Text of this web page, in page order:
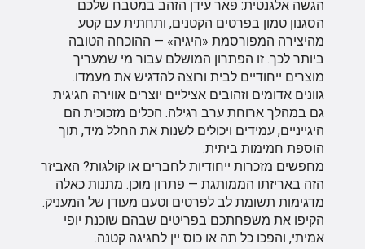
הגשה אלגנטית: פאר עידן הזהב במטבח שלכם
הסגנון טמון בפרטים הקטנים, ותחתית עם קטע
מהיצירה המפורסמת «היגיה» — ההוכחה הטובה
ביותר לכך. זו הפתרון המושלם עבור מי שמעריך
מוצרים ייחודיים לבית ורוצה להדגיש את מעמדו.
גוונים אדומים וזהובים אציליים יוצרים אווירה חגיגית
גם במהלך ארוחת ערב רגילה. הכלים מזכוכית הם
היגייניים, עמידים ויכולים לשנות את החלל מיד, תוך
הוספת חמימות ביתית.
מחפשים מזכרות ייחודיות לחברים או קולגות? האביזר
הזה באריזתו הממותגת — פתרון מוכן. מתנות כאלה
מדגימות תשומת לב לפרטים וטעם מעודן של המעניק.
הקיפו את משפחתכם בפריטים שבהם שוכנת יופי
אמיתי, והפכו כל תה או כוס יין לחגיגה קטנה.